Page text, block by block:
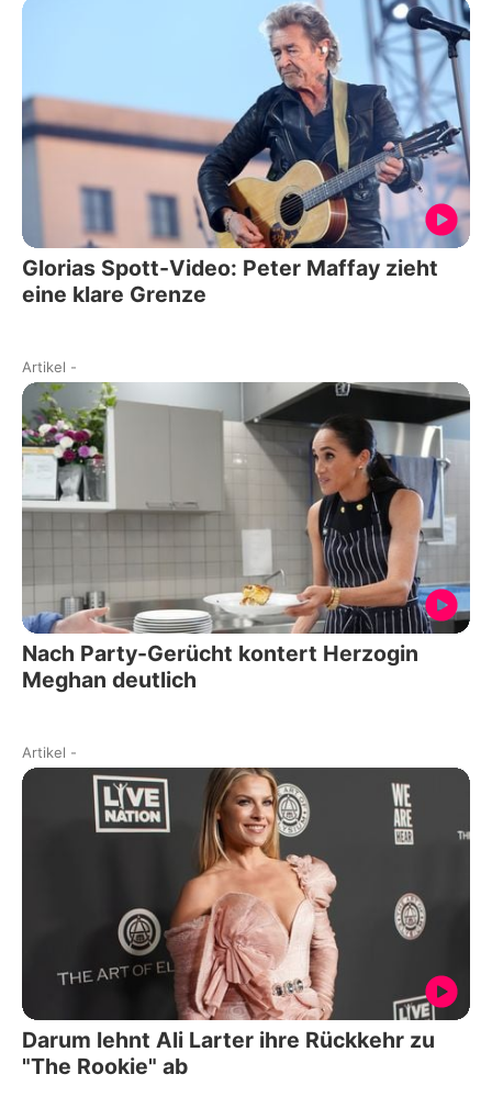
Glorias Spott-Video: Peter Maffay zieht
eine klare Grenze
Artikel -
Nach Party-Gerücht kontert Herzogin
Meghan deutlich
Artikel -
Darum lehnt Ali Larter ihre Rückkehr zu
"The Rookie" ab